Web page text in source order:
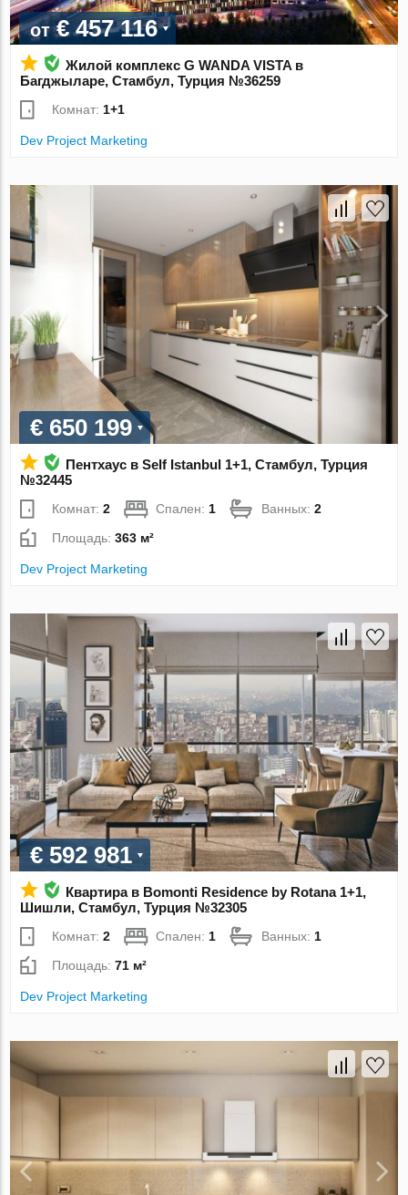
от€ 457 116
Жилой комплекс G WANDA VISTA в
Багджыларе, Стамбул, Турция №36259
Комнат: 1+1
Dev Project Marketing
€ 650 199
Пентхаус в Self Istanbul 1+1, Стамбул, Турция
№32445
Комнат:2 Спален: 1 Ванных:2
Площадь:363 м²
Dev Project Marketing
€ 592 981
Квартира в Bomonti Residence by Rotana 1+1,
Шишли, Стамбул, Турция №32305
Комнат:2 Спален:1 Ванных:1
Площадь:71 м²
Dev Project Marketing